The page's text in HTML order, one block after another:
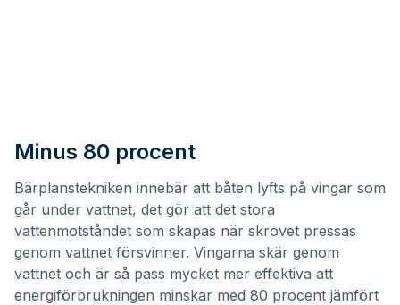
Minus 80 procent
Bärplanstekniken innebär att båten lyfts på vingar som
går under vattnet, det gör att det stora
vattenmotståndet som skapas när skrovet pressas
genom vattnet försvinner. Vingarna skär genom
vattnet och är så pass mycket mer effektiva att
energiförbrukningen minskar med 80 procent jämfört